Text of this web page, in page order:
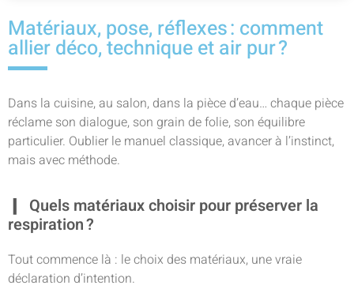
Matériaux, pose, réflexes : comment
allier déco, technique et air pur ?
Dans la cuisine, au salon, dans la pièce d’eau… chaque pièce
réclame son dialogue, son grain de folie, son équilibre
particulier. Oublier le manuel classique, avancer à l’instinct,
mais avec méthode.
Quels matériaux choisir pour préserver la
respiration ?
Tout commence là : le choix des matériaux, une vraie
déclaration d’intention.